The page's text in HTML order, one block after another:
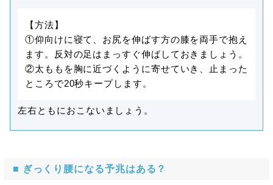
【方法】
①仰向けに寝て、お尻を伸ばす方の膝を両手で抱え
ます。反対の足はまっすぐ伸ばしておきましょう。
②太ももを胸に近づくように寄せていき、止まった
ところで20秒キープします。
左右ともにおこないましょう。
■ ぎっくり腰になる予兆はある？